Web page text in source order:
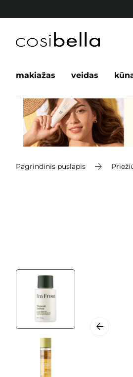
makiažas veidas
Pagrindinis puslapis